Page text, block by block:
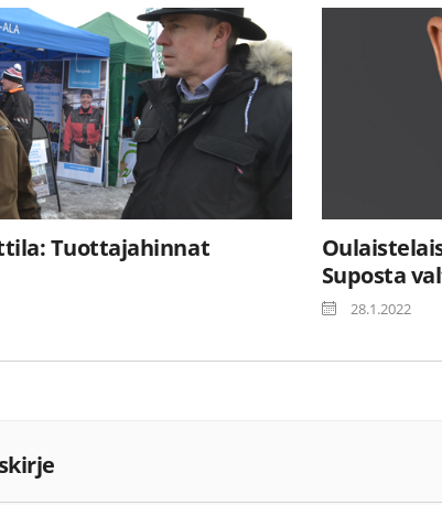
Tuottajahinnat
Suposta
28.1.2022